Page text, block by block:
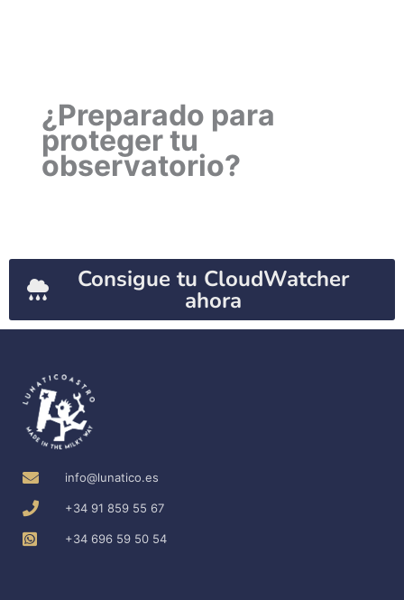
¿Preparado para
proteger tu
observatorio?
Consigue tu CloudWatcher
ahora
info@lunatico.es
+34 91 859 55 67
+34 696 59 50 54